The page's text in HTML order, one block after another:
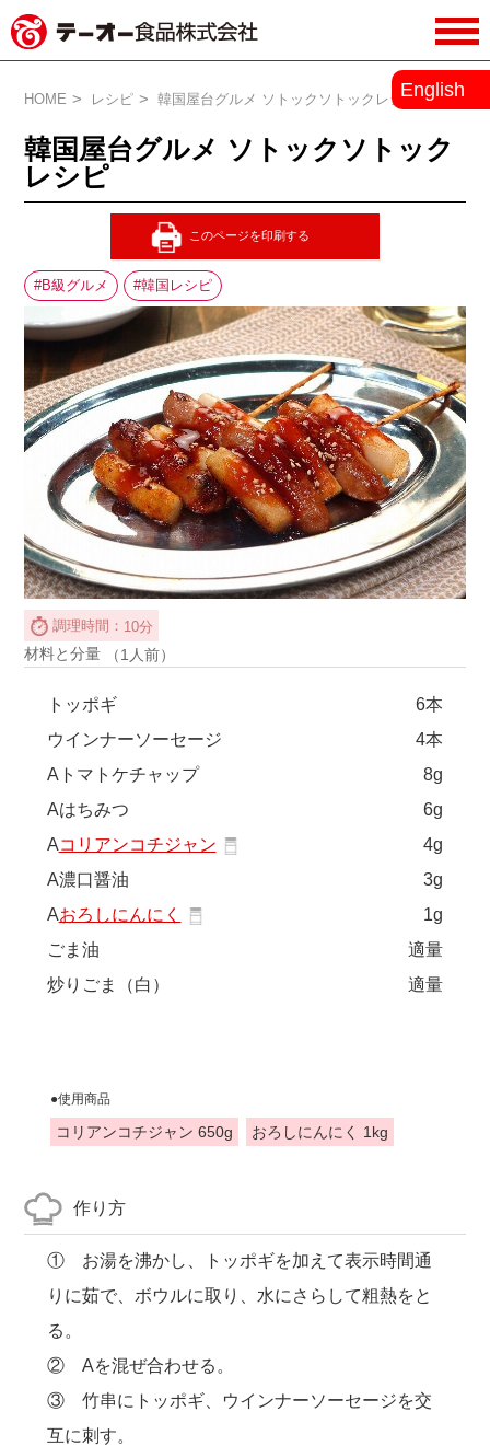
ー食品株式会社
English
HOME レシピ 韓国屋台グルメ ソトックソトックレシピ
韓国屋台グルメ ソトックソトック
レシピ
B級グルメ 韓国レシピ
調理時間： 10分
材料と分量 （1人前）
トッポギ
6本
ウインナーソーセージ
4本
Aトマトケチャップ
8g
Aはちみつ
6g
Aコリアンコチジャン
4g
A濃口醤油
3g
Aおろしにんにく
1g
ごま油
適量
炒りごま（白）
適量
●使用商品
コリアンコチジャン 650g おろしにんにく 1kg
作り方
① お湯を沸かし、トッポギを加えて表示時間通
りに茹で、ボウルに取り、水にさらして粗熱をと
る。
② Aを混ぜ合わせる。
③ 竹串にトッポギ、ウインナーソーセージを交
互に刺す。